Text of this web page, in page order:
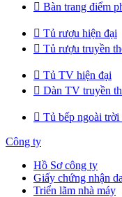
 Bàn trang điểm
 Tủ rượu hiện đại
 Tủ rượu truyền
 Tủ TV hiện đại
 Dàn TV truyền
 Tủ bếp ngoài trời
Công ty
Hồ Sơ công ty
Giấy chứng nhận
Triển lãm nhà máy